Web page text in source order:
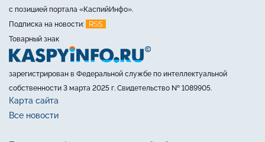
с позицией портала «КаспийИнфо».
Подписка на новости:
RSS
Товарный знак
зарегистрирован в Федеральной службе по интеллектуальной
собственности 3 марта 2025 г. Свидетельство № 1089905.
Карта сайта
Все новости